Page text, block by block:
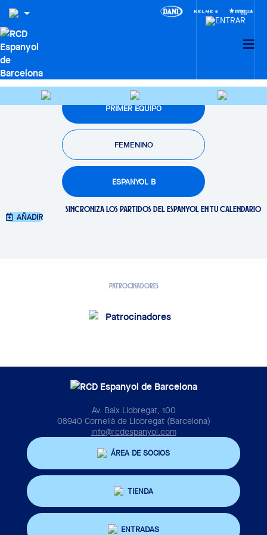
PRIMER EQUIPO
FEMENINO
ESPANYOL B
SINCRONIZA LOS PARTIDOS DEL ESPANYOL EN TU CALENDARIO
AÑADIR
PATROCINADORES
Av. Baix Llobregat, 100
08940 Cornellà de Llobregat (Barcelona)
info@rcdespanyol.com
ÁREA DE SOCIOS
TIENDA
ENTRADAS